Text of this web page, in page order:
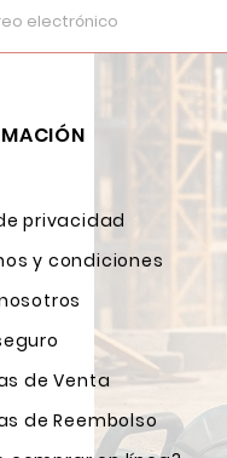
privacidad
y condiciones
de Venta
de Reembolso